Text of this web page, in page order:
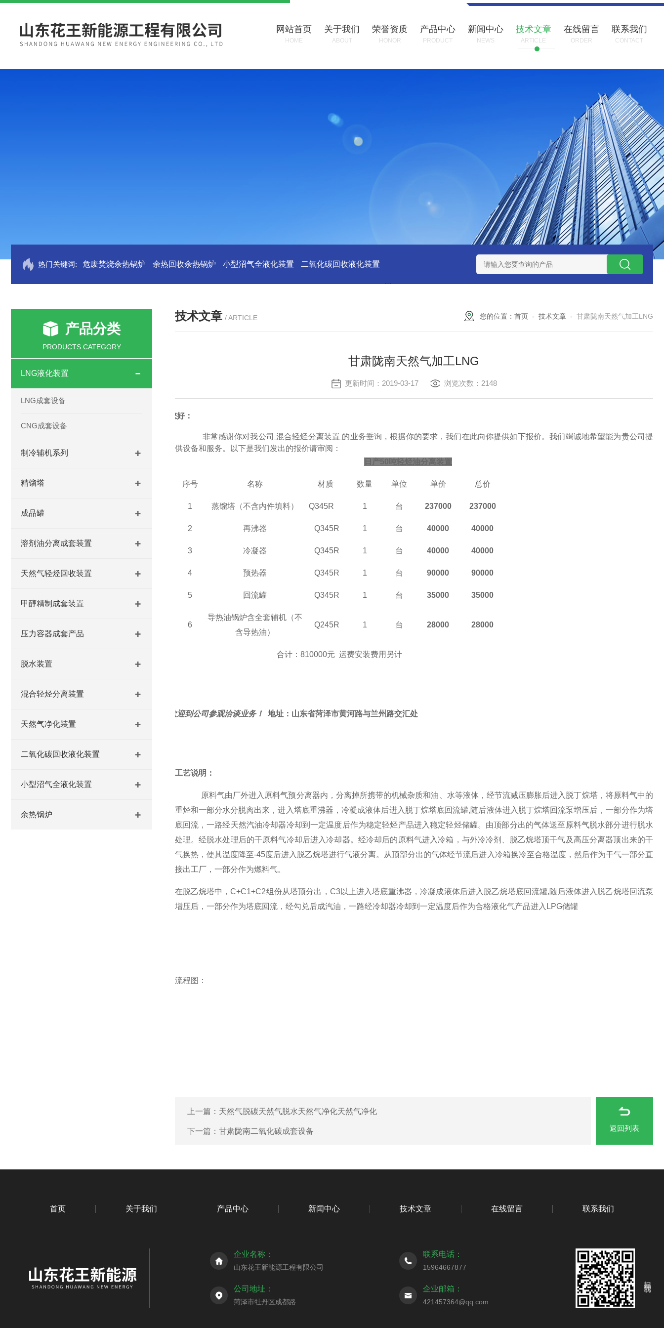
网站首页
HOME
关于我们
ABOUT
荣誉资质
HONOR
产品中心
PRODUCT
新闻中心
NEWS
技术文章
ARTICLE
在线留言
ORDER
联系我们
CONTACT
热门关键词: 危废焚烧余热锅炉 余热回收余热锅炉 小型沼气全液化装置 二氧化碳回收液化装置 2万吨二氧化碳捕集液化装置 3万吨-100万吨撬装式煤层气脱酸气设备
产品分类
PRODUCTS CATEGORY
LNG液化装置
LNG成套设备
CNG成套设备
制冷辅机系列
精馏塔
成品罐
溶剂油分离成套装置
天然气轻烃回收装置
甲醇精制成套装置
压力容器成套产品
脱水装置
混合轻烃分离装置
天然气净化装置
二氧化碳回收液化装置
小型沼气全液化装置
余热锅炉
技术文章 / ARTICLE 您的位置： 首页 - 技术文章 - 甘肃陇南天然气加工LNG
甘肃陇南天然气加工LNG
更新时间：2019-03-17 浏览次数：2148
您好：
非常感谢你对我公司 混合轻烃分离装置 的业务垂询，根据你的要求，我们在此向你提供如下报价。我们竭诚地希望能为贵公司提
供设备和服务。以下是我们发出的报价请审阅：
日产50吨轻烃油分离装置
序号 名称 材质 数量 单位 单价 总价
1 蒸馏塔（不含内件填料） Q345R 1 台 237000 237000
2 再沸器 Q345R 1 台 40000 40000
3 冷凝器 Q345R 1 台 40000 40000
4 预热器 Q345R 1 台 90000 90000
5 回流罐 Q345R 1 台 35000 35000
6
导热油锅炉含全套辅机（不
含导热油）
Q245R 1 台 28000 28000
合计： 810000元 运费安装费用另计
欢迎到公司参观洽谈业务！ 地址：山东省菏泽市黄河路与兰州路交汇处
工艺说明：
原料气由厂外进入原料气预分离器内，分离掉所携带的机械杂质和油、水等液体，经节流减压膨胀后进入脱丁烷塔，将原料气中的
重烃和一部分水分脱离出来，进入塔底重沸器，冷凝成液体后进入脱丁烷塔底回流罐,随后液体进入脱丁烷塔回流泵增压后，一部分作为塔
底回流，一路经天然汽油冷却器冷却到一定温度后作为稳定轻烃产品进入稳定轻烃储罐。由顶部分出的气体送至原料气脱水部分进行脱水
处理。经脱水处理后的干原料气冷却后进入冷却器。经冷却后的原料气进入冷箱，与外冷冷剂、脱乙烷塔顶干气及高压分离器顶出来的干
气换热，使其温度降至-45度后进入脱乙烷塔进行气液分离。从顶部分出的气体经节流后进入冷箱换冷至合格温度，然后作为干气一部分直
接出工厂，一部分作为燃料气。
在脱乙烷塔中，C+C1+C2组份从塔顶分出，C3以上进入塔底重沸器，冷凝成液体后进入脱乙烷塔底回流罐,随后液体进入脱乙烷塔回流泵
增压后，一部分作为塔底回流，经勾兑后成汽油，一路经冷却器冷却到一定温度后作为合格液化气产品进入 LPG储罐
流程图：
上一篇： 天然气脱碳天然气脱水天然气净化天然气净化
下一篇： 甘肃陇南二氧化碳成套设备 返回列表
首页 关于我们 产品中心 新闻中心 技术文章 在线留言 联系我们
企业名称：
山东花王新能源工程有限公司
联系电话：
15964667877
公司地址：
菏泽市牡丹区成都路
企业邮箱：
421457364@qq.com